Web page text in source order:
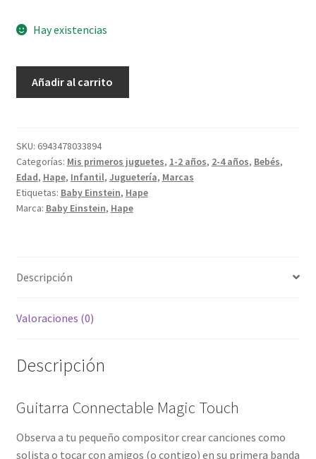
Hay existencias
cantidad
Añadir al carrito
SKU: 6943478033894
Categorías: Mis primeros juguetes, 1-2 años, 2-4 años, Bebés,
Edad, Hape, Infantil, Juguetería, Marcas
Etiquetas: Baby Einstein, Hape
Marca: Baby Einstein, Hape
Descripción
Valoraciones (0)
Descripción
Guitarra Connectable Magic Touch
Observa a tu pequeño compositor crear canciones como
solista o tocar con amigos (o contigo) en su primera banda